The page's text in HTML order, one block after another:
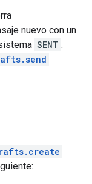
nuevo con un
SENT .